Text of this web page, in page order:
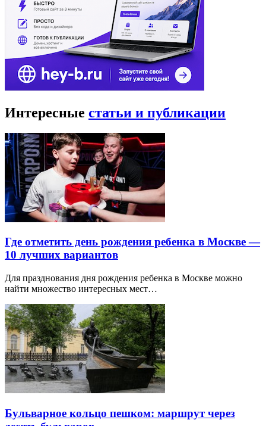
Интересные статьи и публикации
Где отметить день рождения ребенка в Москве —
10 лучших вариантов
Для празднования дня рождения ребенка в Москве можно
найти множество интересных мест…
Бульварное кольцо пешком: маршрут через